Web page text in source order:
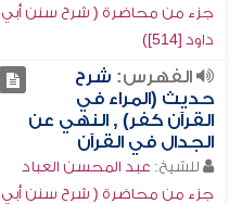
جزء من محاضرة ( شرح سنن أبي
داود [514])
الفهرس: شرح
حديث (المراء في
القرآن كفر) , النهي عن
الجدال في القرآن
للشيخ: عبد المحسن العباد
جزء من محاضرة ( شرح سنن أبي